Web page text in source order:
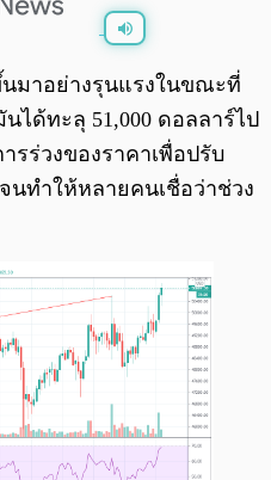
0:00
มาอย่างรุนแรงในขณะที่
ได้ทะลุ 51,000 ดอลลาร์ไป
ร่วงของราคาเพื่อปรับ
นทำให้หลายคนเชื่อว่าช่วง